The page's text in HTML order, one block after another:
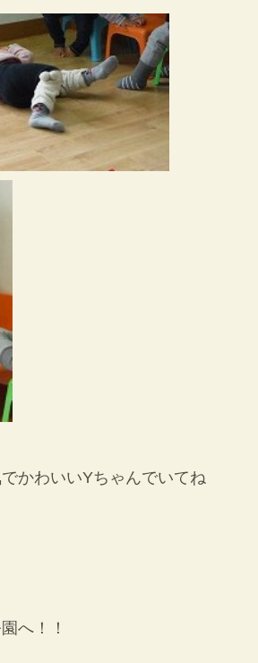
かわいいYちゃんでいてね
へ！！